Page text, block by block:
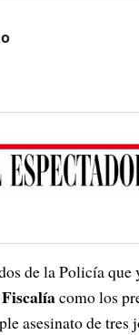
Por:
de la Policía que
Fiscalíacomo los
asesinato de tres